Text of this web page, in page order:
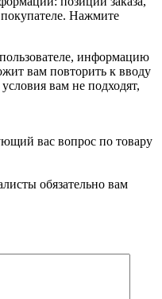
Нажмите
информацию
вам повторить к вводу
вам не подходят,
вас вопрос по товару
обязательно вам